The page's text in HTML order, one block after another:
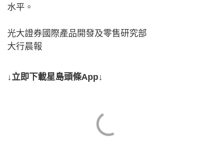
水平。
光大證券國際產品開發及零售研究部
大行晨報
↓立即下載星島頭條App↓